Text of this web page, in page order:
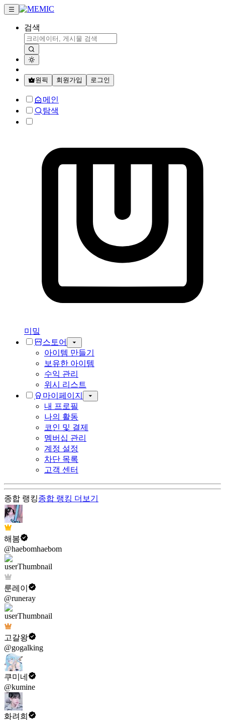
검색
원픽 회원가입 로그인
메인
탐색
미밐
스토어
아이템 만들기
보유한 아이템
수익 관리
위시 리스트
마이페이지
내 프로필
나의 활동
코인 및 결제
멤버십 관리
계정 설정
차단 목록
고객 센터
종합 랭킹종합 랭킹 더보기
해봄
@haebomhaebom
룬레이
@runeray
고갈왕
@gogalking
쿠미네
@kumine
화려희